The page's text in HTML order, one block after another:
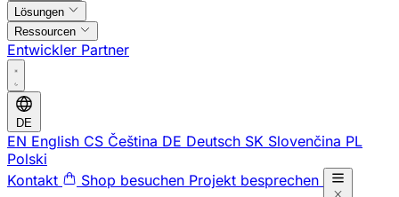
Lösungen
Ressourcen
Entwickler Partner
DE
EN English CS Čeština DE Deutsch SK Slovenčina PL
Polski
Kontakt
Shop besuchen Projekt besprechen